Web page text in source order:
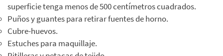
superficie tenga menos de 500 centímetros cuadrados.
Puños y guantes para retirar fuentes de horno.
Cubre-huevos.
Estuches para maquillaje.